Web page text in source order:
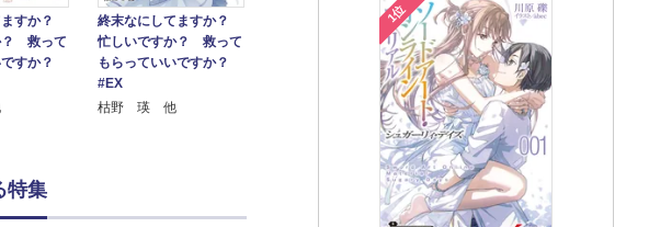
ますか？
？ 救って
すか？
終末なにしてますか？
忙しいですか？ 救って
もらっていいですか？
#EX
枯野 瑛 他
特集
1位